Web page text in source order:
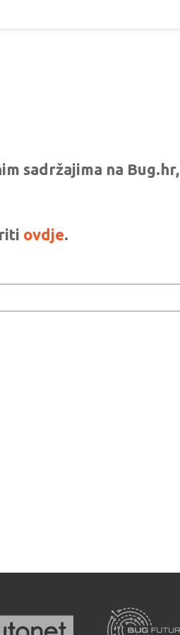
sadržajima na Bug.hr,
ovdje.